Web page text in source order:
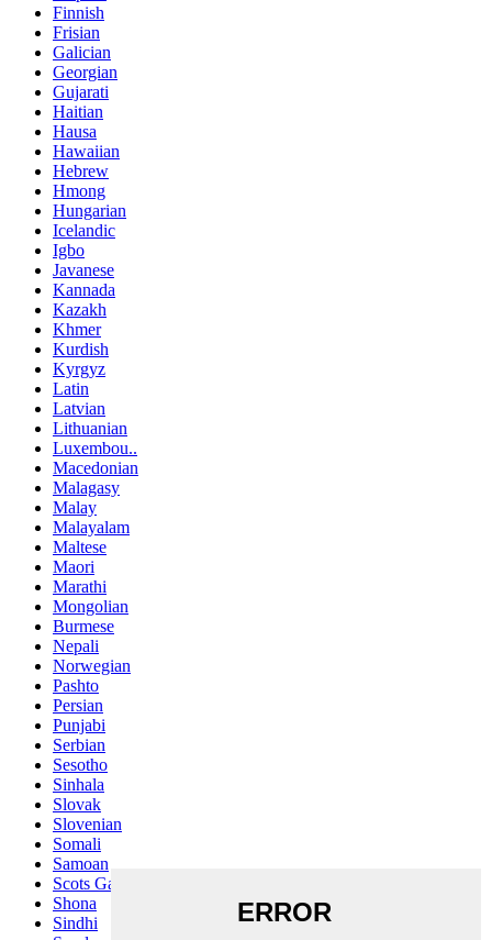
Finnish
Frisian
Galician
Georgian
Gujarati
Haitian
Hausa
Hawaiian
Hebrew
Hmong
Hungarian
Icelandic
Igbo
Javanese
Kannada
Kazakh
Khmer
Kurdish
Kyrgyz
Latin
Latvian
Lithuanian
Luxembou..
Macedonian
Malagasy
Malay
Malayalam
Maltese
Maori
Marathi
Mongolian
Burmese
Nepali
Norwegian
Pashto
Persian
Punjabi
Serbian
Sesotho
Sinhala
Slovak
Slovenian
Somali
Samoan
Scots Gaelic
Shona
Sindhi